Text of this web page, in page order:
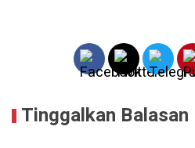
Tinggalkan Balasan